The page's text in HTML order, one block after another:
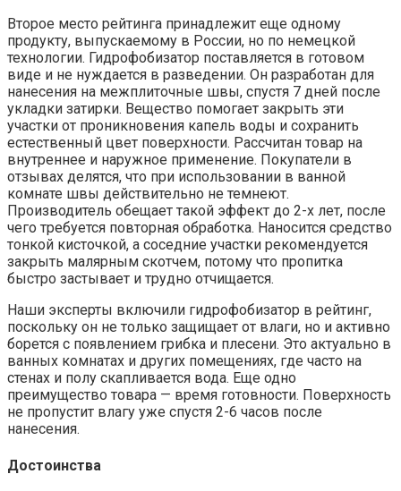
Второе место рейтинга принадлежит еще одному
продукту, выпускаемому в России, но по немецкой
технологии. Гидрофобизатор поставляется в готовом
виде и не нуждается в разведении. Он разработан для
нанесения на межплиточные швы, спустя 7 дней после
укладки затирки. Вещество помогает закрыть эти
участки от проникновения капель воды и сохранить
естественный цвет поверхности. Рассчитан товар на
внутреннее и наружное применение. Покупатели в
отзывах делятся, что при использовании в ванной
комнате швы действительно не темнеют.
Производитель обещает такой эффект до 2-х лет, после
чего требуется повторная обработка. Наносится средство
тонкой кисточкой, а соседние участки рекомендуется
закрыть малярным скотчем, потому что пропитка
быстро застывает и трудно отчищается.
Наши эксперты включили гидрофобизатор в рейтинг,
поскольку он не только защищает от влаги, но и активно
борется с появлением грибка и плесени. Это актуально в
ванных комнатах и других помещениях, где часто на
стенах и полу скапливается вода. Еще одно
преимущество товара — время готовности. Поверхность
не пропустит влагу уже спустя 2-6 часов после
нанесения.
Достоинства